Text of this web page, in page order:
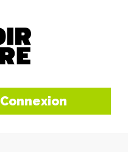
Connexion